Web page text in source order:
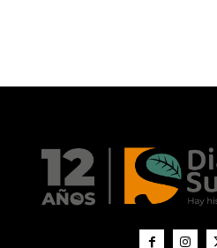
Actualidad Empresas
Agentes de cambio